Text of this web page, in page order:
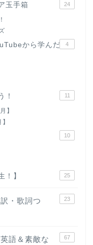
玉手箱 24
から学んだ 4
！ 11
】
10
！】 25
・歌詞つ
23
語＆素敵な
67